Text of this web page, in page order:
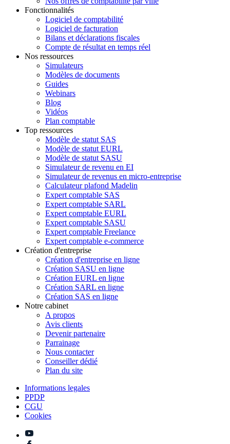
Fonctionnalités
Logiciel de comptabilité
Logiciel de facturation
Bilans et déclarations fiscales
Compte de résultat en temps réel
Nos ressources
Simulateurs
Modèles de documents
Guides
Webinars
Blog
Vidéos
Plan comptable
Top ressources
Modèle de statut SAS
Modèle de statut EURL
Modèle de statut SASU
Simulateur de revenu en EI
Simulateur de revenus en micro-entreprise
Calculateur plafond Madelin
Expert comptable SAS
Expert comptable SARL
Expert comptable EURL
Expert comptable SASU
Expert comptable Freelance
Expert comptable e-commerce
Création d'entreprise
Création d'entreprise en ligne
Création SASU en ligne
Création EURL en ligne
Création SARL en ligne
Création SAS en ligne
Notre cabinet
A propos
Avis clients
Devenir partenaire
Parrainage
Nous contacter
Conseiller dédié
Plan du site
Informations legales
PPDP
CGU
Cookies